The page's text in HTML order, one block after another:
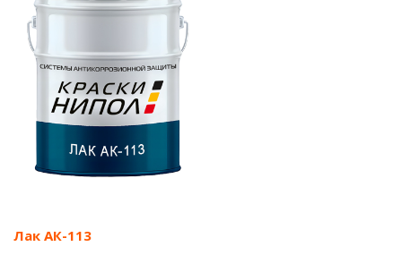
Лак АК-113